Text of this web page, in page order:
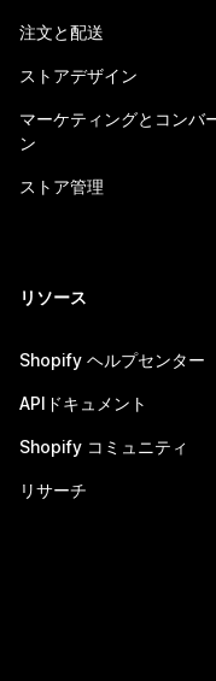
注文と配送
ストアデザイン
マーケティングとコンバ
ン
ストア管理
リソース
Shopify ヘルプセンター
APIドキュメント
Shopify コミュニティ
リサーチ